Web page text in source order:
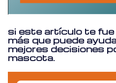
si este artículo te fue
más que puede
mejores decisiones
mascota.